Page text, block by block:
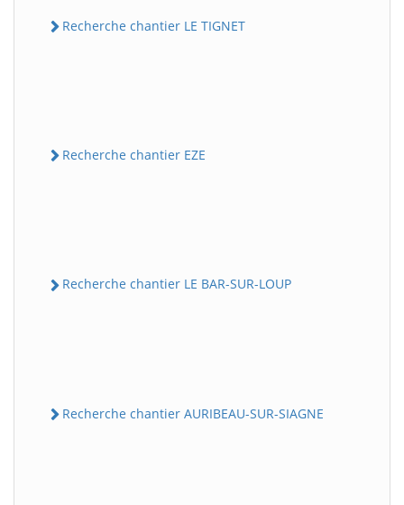
Recherche chantier LE TIGNET
Recherche chantier EZE
Recherche chantier LE BAR-SUR-LOUP
Recherche chantier AURIBEAU-SUR-SIAGNE